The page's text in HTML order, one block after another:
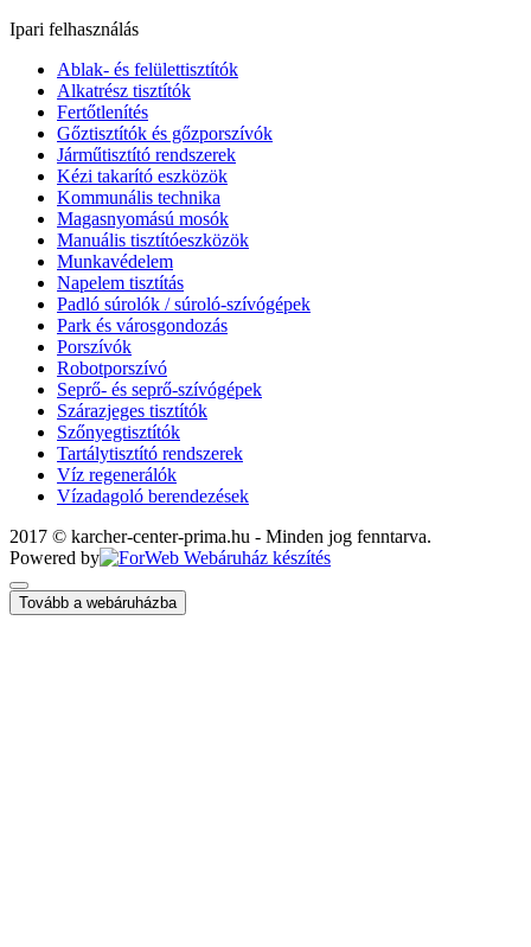
Ipari felhasználás
Ablak- és felülettisztítók
Alkatrész tisztítók
Fertőtlenítés
Gőztisztítók és gőzporszívók
Járműtisztító rendszerek
Kézi takarító eszközök
Kommunális technika
Magasnyomású mosók
Manuális tisztítóeszközök
Munkavédelem
Napelem tisztítás
Padló súrolók / súroló-szívógépek
Park és városgondozás
Porszívók
Robotporszívó
Seprő- és seprő-szívógépek
Szárazjeges tisztítók
Szőnyegtisztítók
Tartálytisztító rendszerek
Víz regenerálók
Vízadagoló berendezések
2017 © karcher-center-prima.hu - Minden jog fenntarva.
Powered by
Tovább a webáruházba